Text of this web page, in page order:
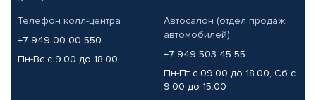
Телефон колл-центра
+7 949 00-00-550
Пн-Вс с 9.00 до 18.00
Автосалон (отдел продаж
автомобилей)
+7 949 503-45-55
Пн-Пт с 09.00 до 18.00, Сб с
9.00 до 15.00